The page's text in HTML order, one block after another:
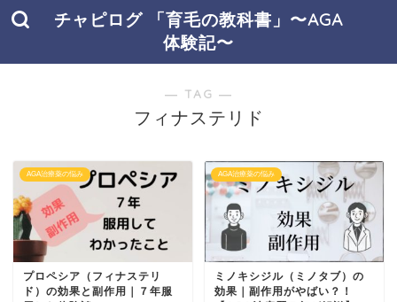
チャピログ 「育毛の教科書」〜AGA
体験記〜
― TAG ―
フィナステリド
AGA治療薬の悩み
プロペシア（フィナステリ
ド）の効果と副作用｜７年服
AGA治療薬の悩み
ミノキシジル（ミノタブ）の
効果｜副作用がやばい？！